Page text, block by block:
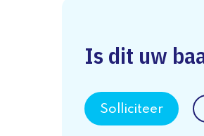
Is dit uw
Solliciteer